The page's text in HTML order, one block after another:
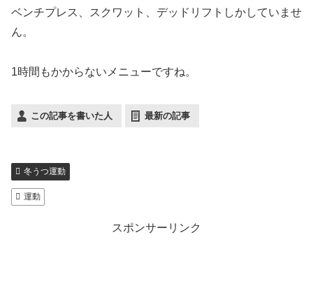
ベンチプレス、スクワット、デッドリフトしかしていませ
ん。
1時間もかからないメニューですね。
この記事を書いた人 最新の記事
冬うつ運動
運動
スポンサーリンク